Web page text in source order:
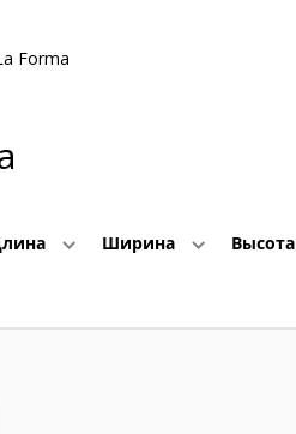
Forma
Ширина Высота